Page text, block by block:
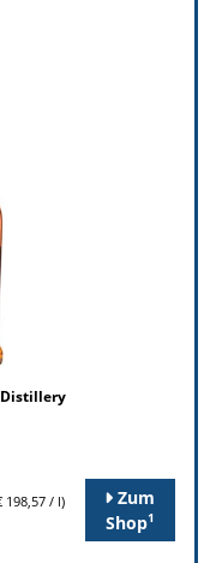
198,57 / l)
Zum
Shop1